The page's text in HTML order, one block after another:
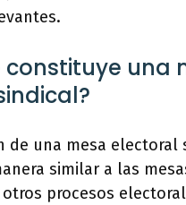
constituye una
de una mesa electoral
similar a las
procesos